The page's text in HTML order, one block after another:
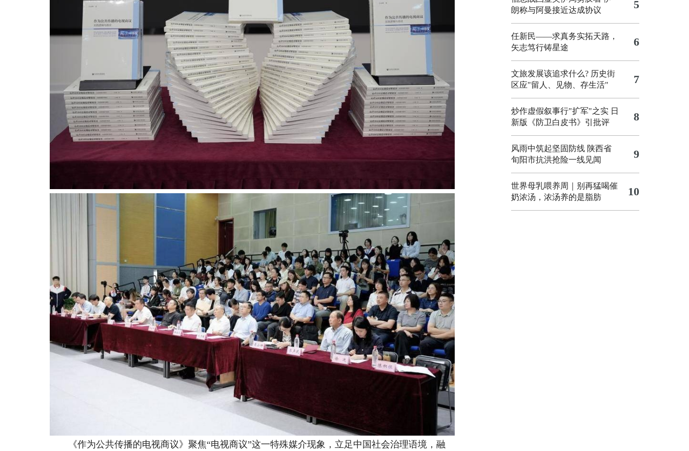
《作为公共传播的电视商议》聚焦“电视商议”这一特殊媒介现象，立足中国社会治理语境，融
朗称与阿曼接近达成协议
5
任新民——求真务实拓天路，
矢志笃行铸星途
6
文旅发展该追求什么? 历史街
区应"留人、见物、存生活"
7
炒作虚假叙事行"扩军"之实 日
新版《防卫白皮书》引批评
8
风雨中筑起坚固防线 陕西省
旬阳市抗洪抢险一线见闻
9
世界母乳喂养周｜别再猛喝催
奶浓汤，浓汤养的是脂肪
10